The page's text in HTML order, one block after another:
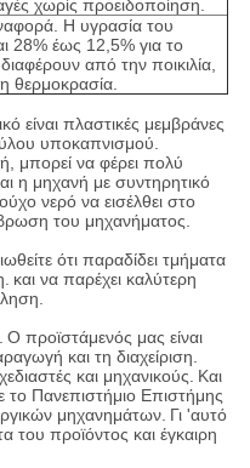
χωρίς προειδοποίηση.
Η υγρασία του
28% έως 12,5% για το
από την ποικιλία,
θερμοκρασία.
είναι πλαστικές μεμβράνες
υποκαπνισμού.
μπορεί να φέρει πολύ
η μηχανή με συντηρητικό
νερό να εισέλθει στο
του μηχανήματος.
ότι παραδίδει τμήματα
και να παρέχει καλύτερη
Ο προϊστάμενός μας είναι
και τη διαχείριση.
και μηχανικούς. Και
το Πανεπιστήμιο Επιστήμης
μηχανημάτων. Γι 'αυτό
του προϊόντος και έγκαιρη